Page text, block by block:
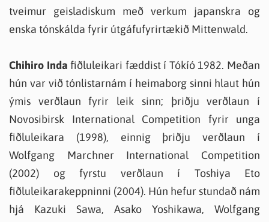
tveimur geisladiskum með verkum japanskra og
enska tónskálda fyrir útgáfufyrirtækið Mittenwald.
Chihiro Inda fiðluleikari fæddist í Tókíó 1982. Meðan
hún var við tónlistarnám í heimaborg sinni hlaut hún
ýmis verðlaun fyrir leik sinn; þriðju verðlaun í
Novosibirsk International Competition fyrir unga
fiðluleikara (1998), einnig þriðju verðlaun í
Wolfgang Marchner International Competition
(2002) og fyrstu verðlaun í Toshiya Eto
fiðluleikarakeppninni (2004). Hún hefur stundað nám
hjá Kazuki Sawa, Asako Yoshikawa, Wolfgang